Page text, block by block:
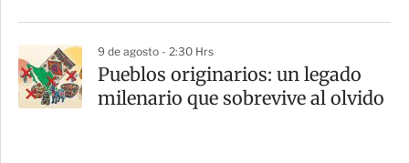
9 de agosto - 2:30 Hrs
Pueblos originarios: un legado
milenario que sobrevive al olvido